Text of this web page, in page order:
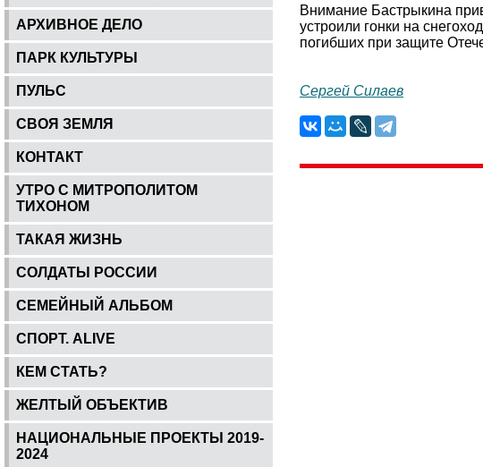
АРХИВНОЕ ДЕЛО
ПАРК КУЛЬТУРЫ
ПУЛЬС
СВОЯ ЗЕМЛЯ
КОНТАКТ
УТРО С МИТРОПОЛИТОМ
ТИХОНОМ
ТАКАЯ ЖИЗНЬ
СОЛДАТЫ РОССИИ
СЕМЕЙНЫЙ АЛЬБОМ
СПОРТ. ALIVE
КЕМ СТАТЬ?
ЖЕЛТЫЙ ОБЪЕКТИВ
НАЦИОНАЛЬНЫЕ ПРОЕКТЫ 2019-
2024
Внимание Бастрыкина
устроили гонки на
погибших при защите
Сергей Силаев